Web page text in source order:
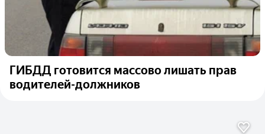
ГИБДД готовится массово лишать прав
водителей-должников